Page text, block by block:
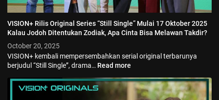
VISION+ Rilis Original Series “Still Single” Mulai 17 Oktober 2025
Kalau Jodoh Ditentukan Zodiak, Apa Cinta Bisa Melawan Takdir?
October 20, 2025
VISION+ kembali mempersembahkan serial original terbarunya
berjudul “Still Single”, drama… Read more